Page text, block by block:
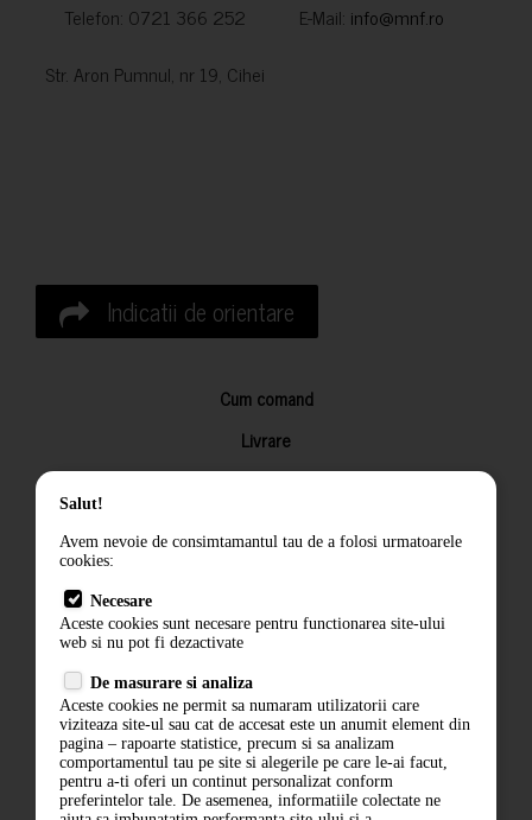
Telefon: 0721 366 252 E-Mail: info@mnf.ro
Str. Aron Pumnul, nr 19, Cihei
Indicatii de orientare
Cum comand
Livrare
Returnarea produselor
Termeni si conditii
Politica de confidentialitate
ANPC
Salut!
Avem nevoie de consimtamantul tau de a folosi urmatoarele
cookies:
Necesare
Aceste cookies sunt necesare pentru functionarea site-ului
web si nu pot fi dezactivate
De masurare si analiza
Aceste cookies ne permit sa numaram utilizatorii care
viziteaza site-ul sau cat de accesat este un anumit element din
pagina – rapoarte statistice, precum si sa analizam
comportamentul tau pe site si alegerile pe care le-ai facut,
pentru a-ti oferi un continut personalizat conform
preferintelor tale. De asemenea, informatiile colectate ne